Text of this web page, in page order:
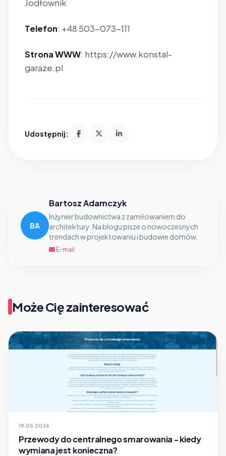
Jodłownik
Telefon: +48 503-073-111
Strona WWW: https://www.konstal-
garaze.pl
Udostępnij:
BA
Bartosz Adamczyk
Inżynier budownictwa z zamiłowaniem do
architektury. Na blogu pisze o nowoczesnych
trendach w projektowaniu i budowie domów.
E-mail
Może Cię zainteresować
19.05.2026
Przewody do centralnego smarowania - kiedy
wymiana jest konieczna?